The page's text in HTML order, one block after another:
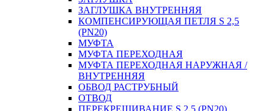
ЗАГЛУШКА ВНУТРЕННЯЯ
КОМПЕНСИРУЮЩАЯ ПЕТЛЯ S 2,5
(PN20)
МУФТА
МУФТА ПЕРЕХОДНАЯ
МУФТА ПЕРЕХОДНАЯ НАРУЖНАЯ /
ВНУТРЕННЯЯ
ОБВОД РАСТРУБНЫЙ
ОТВОД
ПЕРЕКРЕЩИВАНИЕ S 2,5 (PN20)